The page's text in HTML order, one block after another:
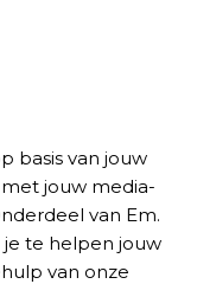
basis van jouw
jouw media-
van Em.
je te helpen jouw
van onze